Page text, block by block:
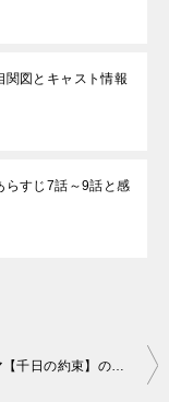
関図とキャスト情報
らすじ7話～9話と感
韓国ドラマ【千日の約束】の相関図とキャスト情報